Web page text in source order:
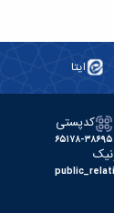
ایتا
کدپستی
۶۵۱۷۸-۳۸۶۹۵